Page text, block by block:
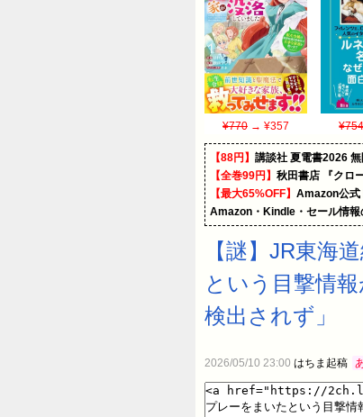
¥770 → ¥357
【88円】 講談社 夏電書2026
【全巻99円】 秋田書店 『クロ
【最大65%OFF】 Amazon公式
Amazon・Kindle・セール情報
【謎】JR東海
という目撃情
検出されず」
2026/05/10 23:00 はちま起稿